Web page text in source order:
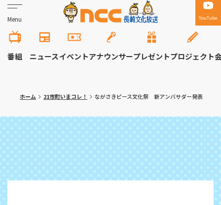
Menu YouTube
番組 ニュースイベントアナウンサープレゼントプロジェクト
ホーム 21市町いまコレ！ ながさきピース文化祭 新アンバサダー発表